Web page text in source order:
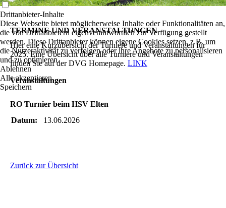
TERMINE UND VERANSTALTUNGEN
Hier eine Kurzübersicht der Turniere und Veranstaltungen für
2025. Eine Übersicht über alle Turniere und Veranstaltungen
finden Sie auf der DVG Homepage. LINK
Veranstaltungen
RO Turnier beim HSV Elten
Datum:
13.06.2026
Zurück zur Übersicht
Drittanbieter-Inhalte
Diese Webseite bietet möglicherweise Inhalte oder Funktionalitäten an,
die von Drittanbietern eigenverantwortlich zur Verfügung gestellt
werden. Diese Drittanbieter können eigene Cookies setzen, z.B. um
die Nutzeraktivität zu verfolgen oder ihre Angebote zu personalisieren
und zu optimieren.
Ablehnen
Alle akzeptieren
Speichern